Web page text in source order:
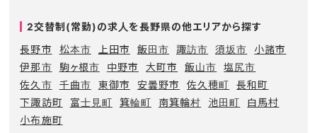
2交替制(常勤)の求人を長野県の他エリアから探す
長野市
松本市 上田市 飯田市 諏訪市 須坂市
小諸市
伊那市
駒ヶ根市 中野市 大町市 飯山市
塩尻市
佐久市
千曲市 東御市 安曇野市 佐久穂町
長和町
下諏訪町
富士見町 箕輪町 南箕輪村 池田町
白馬村
小布施町